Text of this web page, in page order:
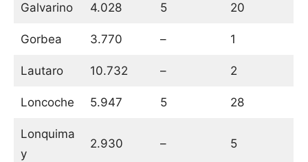
Galvarino 4.028 5 20
Gorbea 3.770 – 1
Lautaro 10.732 – 2
Loncoche 5.947 5 28
Lonquima
y
2.930 – 5